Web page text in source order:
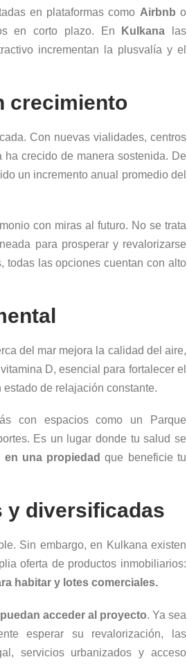
en plataformas como Airbnb o
en corto plazo. En Kulkana
las
incrementan la plusvalía y el
crecimiento
Con nuevas vialidades, centros
crecido de manera sostenida. De
un incremento anual promedio del
con miras al futuro. No se trata
para prosperar y revalorizarse
todas las opciones cuentan con alto
del mar mejora la calidad del aire,
D, esencial para fortalecer el
de relajación constante.
con espacios como un Parque
Es un lugar donde tu salud se
en una propiedad que beneficie tu
y diversificadas
Sin embargo, en Kulkana existen
oferta de productos inmobiliarios:
habitar y lotes comerciales.
acceder al proyecto. Ya sea
esperar su revalorización, las
servicios urbanizados y acceso